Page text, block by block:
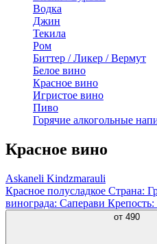
Водка
Джин
Текила
Ром
Биттер / Ликер / Вермут
Белое вино
Красное вино
Игристое вино
Пиво
Горячие алкогольные
Красное вино
Askaneli Kindzmarauli
Красное полусладкое Страна:
винограда: Саперави Крепость:
от 490